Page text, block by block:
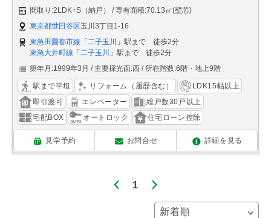
間取り:2LDK+S（納戸）
専有面積:70.13㎡(壁芯)
東京都世田谷区玉川3丁目1-16
東急田園都市線 「二子玉川
」駅まで 徒歩2分
東急大井町線 「二子玉川
」駅まで 徒歩2分
築年月:1999年3月
主要採光面:西 所在階数:6階・地上9階
駅まで平坦 リフォーム（履歴含む）
LDK15帖以上
即引渡可
エレベーター
総戸数30戸以上
宅配BOX
オートロック 住宅ローン控除
見学予約 お問合せ 詳細を見る
1